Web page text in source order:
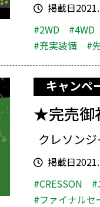
掲載日
#2WD
#4WD
#充実装備
#
キャンペ
★完売御
クレソン
掲載日
#CRESSON
#
#ファイナルセ